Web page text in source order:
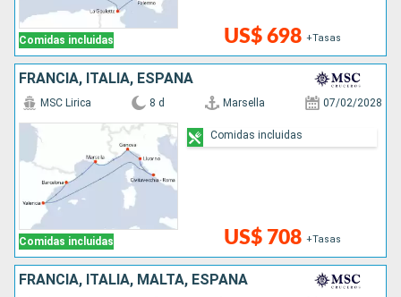
Comidas incluidas US$ 698 +Tasas
FRANCIA, ITALIA, ESPAÑA
Comidas incluidas
MSC Lirica 8 d Marsella 07/02/2028
US$ 708 +Tasas
Comidas incluidas
FRANCIA, ITALIA, MALTA, ESPAÑA